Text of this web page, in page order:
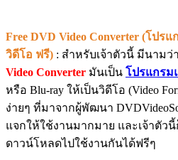
Free DVD Video Converter (โปร
วิดีโอ ฟรี) : สำหรับเจ้าตัวนี้ มีนามว่า
Video Converter มันเป็น โปรแกรม
หรือ Blu-ray ให้เป็นวิดีโอ (Video
ง่ายๆ ที่มาจากผู้พัฒนา
แจกให้ใช้งานมากมาย และเจ้าตัว
ดาวน์โหลดไปใช้งานกันได้ฟรีๆ